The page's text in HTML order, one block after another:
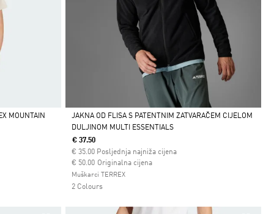
MOUNTAIN
Da
JAKNA OD FLISA S PATENTNIM ZATVARAČEM CIJELOM
DULJINOM MULTI ESSENTIALS
€ 37.50
€ 35.00 Posljednja najniža cijena
Originalna cijena
Cijena umanjena od
€ 50.00za
Muškarci TERREX
2 Colours